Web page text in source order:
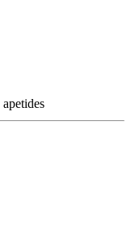
apetides